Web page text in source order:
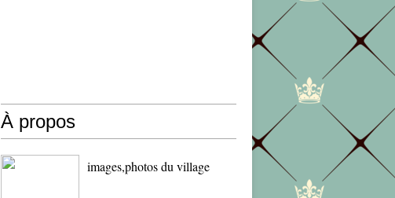
À propos
images,photos du village